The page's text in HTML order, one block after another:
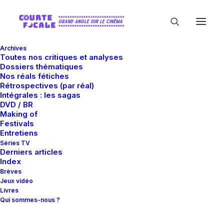
Archives
Toutes nos critiques et analyses
Dossiers thématiques
Nos réals fétiches
Rétrospectives (par réal)
Intégrales : les sagas
DVD / BR
Making of
Festivals
Entretiens
Séries TV
Derniers articles
Index
Brèves
Jeux vidéo
Livres
Qui sommes-nous ?